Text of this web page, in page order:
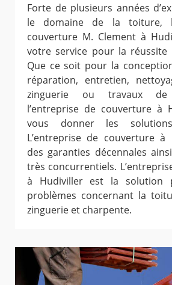
Forte de plusieurs années
le domaine de la toiture,
couverture M. Clement à
votre service pour la réussite
Que ce soit pour la
réparation, entretien,
zinguerie ou travaux de
l’entreprise de couverture à
vous donner les
L’entreprise de couverture
des garanties décennales
très concurrentiels.
à Hudiviller est la solution
problèmes concernant la
zinguerie et charpente.